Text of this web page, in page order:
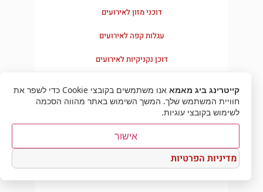
דוכני מזון לאירועים
עגלות קפה לאירועים
דוכן נקניקיות לאירועים
בלוג
שולחן שוק בשרי כשר למהדרין
קייטרינג כשר למהדרין – תעודת כשרות
הצהרת נגישות
קייטרינג ביג מאמא
אנו משתמשים בקובצי Cookie כדי לשפר את
חוויית המשתמש שלך. המשך השימוש באתר מהווה הסכמה
לשימוש בקובצי עוגיות.
אישור
מדיניות הפרטיות